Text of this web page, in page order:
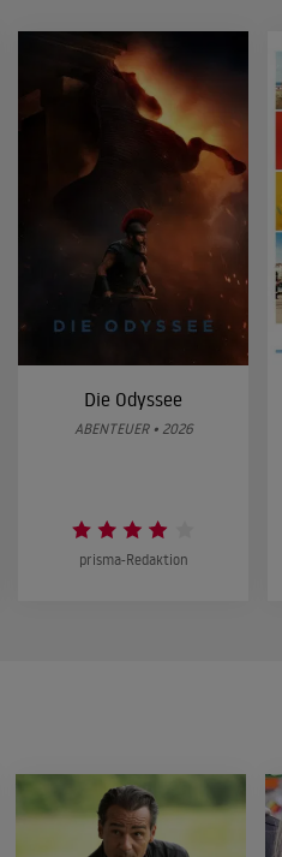
Die Odyssee
ABENTEUER • 2026
prisma-Redaktion